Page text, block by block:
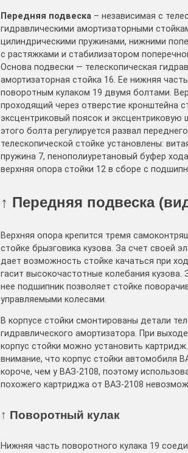
Передняя подвеска – независимая с
гидравлическими амортизаторными
цилиндрическими пружинами, нижними
с растяжками и стабилизатором
Основа подвески — телескопическая
амортизаторная стойка 16. Ее нижняя
поворотным кулаком 19 двумя болтами.
проходящий через отверстие кронштейна
эксцентриковый поясок и эксцентриковую
этого болта регулируется развал
телескопической стойке установлены:
пружина 7, пенополиуретановый буфер
верхняя опора стойки 12 в сборе с
↑ Передняя подвеска
Верхняя опора крепится тремя
стойке брызговика кузова. За счет своей
дает возможность стойке качаться при
гасит высокочастотные колебания кузова.
нее подшипник позволяет стойке
управляемыми колесами.
В корпусе стойки смонтированы детали
гидравлического амортизатора. При
корпус стойки можно установить
внимание, что корпус стойки автомобиля
короче, чем у ВАЗ-2108, поэтому
похожего картриджа от ВАЗ-2108
↑ Поворотный кулак
Нижняя часть поворотного кулака 19